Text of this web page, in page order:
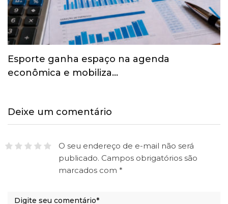
Esporte ganha espaço na agenda
econômica e mobiliza…
Deixe um comentário
O seu endereço de e-mail não será
publicado. Campos obrigatórios são
marcados com *